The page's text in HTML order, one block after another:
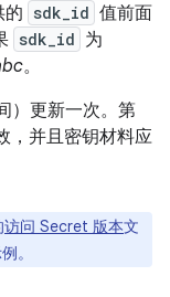
的 sdk_id 值前面
sdk_id 为
。
）更新一次。第
，并且密钥材料应
访问 Secret 版本文
。